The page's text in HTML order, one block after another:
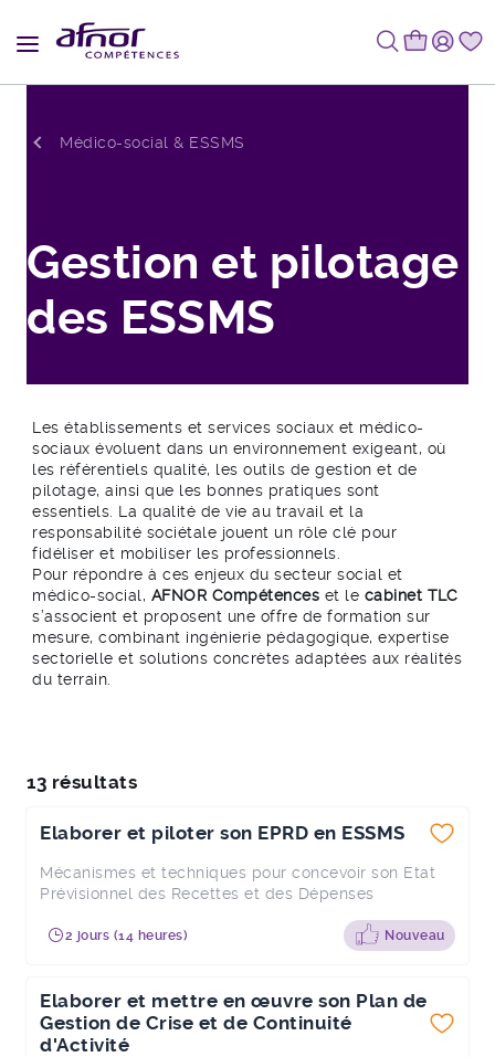
Médico-social & ESSMS
Gestion et pilotage
des ESSMS
Les établissements et services sociaux et médico-
sociaux évoluent dans un environnement exigeant, où
les référentiels qualité, les outils de gestion et de
pilotage, ainsi que les bonnes pratiques sont
essentiels. La qualité de vie au travail et la
responsabilité sociétale jouent un rôle clé pour
fidéliser et mobiliser les professionnels.
Pour répondre à ces enjeux du secteur social et
médico-social, AFNOR Compétences et le cabinet TLC
s’associent et proposent une offre de formation sur
mesure, combinant ingénierie pédagogique, expertise
sectorielle et solutions concrètes adaptées aux réalités
du terrain.
13 résultats
Elaborer et piloter son EPRD en ESSMS
Mécanismes et techniques pour concevoir son Etat
Prévisionnel des Recettes et des Dépenses
2 jours (14 heures) Nouveau
Elaborer et mettre en œuvre son Plan de
Gestion de Crise et de Continuité
d'Activité